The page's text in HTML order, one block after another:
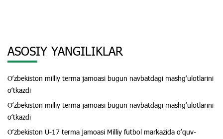
ASOSIY YANGILIKLAR
Oʻzbekiston milliy terma jamoasi bugun navbatdagi mashgʻulotlarini
oʻtkazdi
Oʻzbekiston milliy terma jamoasi bugun navbatdagi mashgʻulotlarini
oʻtkazdi
Oʻzbekiston U-17 terma jamoasi Milliy futbol markazida oʻquv-